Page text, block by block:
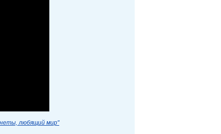
любящий мир"